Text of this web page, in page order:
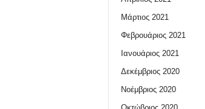
Μάρτιος 2021
Φεβρουάριος 2021
Ιανουάριος 2021
Δεκέμβριος 2020
Νοέμβριος 2020